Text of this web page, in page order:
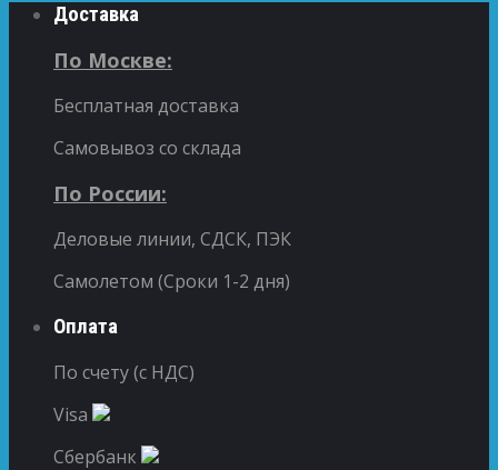
Доставка
По Москве:
Бесплатная доставка
Самовывоз со склада
По России:
Деловые линии, СДСК, ПЭК
Самолетом (Сроки 1-2 дня)
Оплата
По счету (с НДС)
Visa
Сбербанк